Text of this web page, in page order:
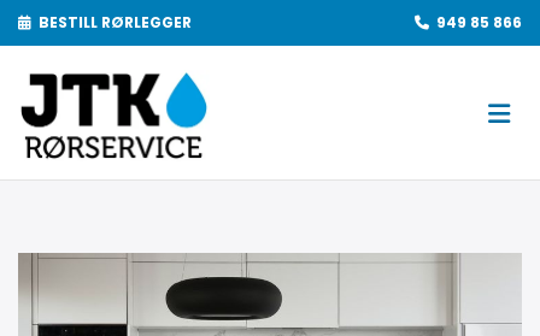
 BESTILL RØRLEGGER  949 85 866